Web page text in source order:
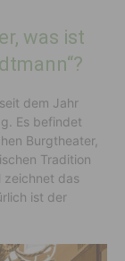
was ist
dem Jahr
Es befindet
Burgtheater,
Tradition
zeichnet das
ist der